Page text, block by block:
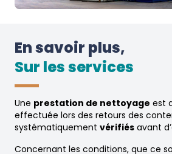
En savoir plus,
Sur les services
Une prestation de nettoyage est
effectuée lors des retours des
systématiquement vérifiés avant
Concernant les conditions, que ce